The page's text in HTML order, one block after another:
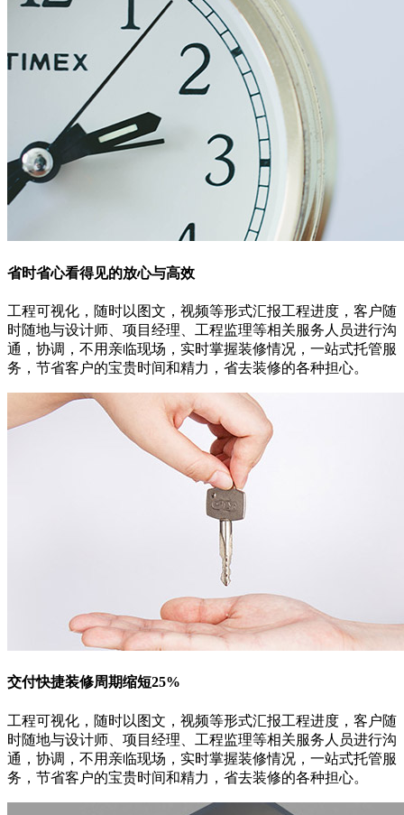
省时省心看得见的放心与高效
工程可视化，随时以图文，视频等形式汇报工程进度，客户随
时随地与设计师、项目经理、工程监理等相关服务人员进行沟
通，协调，不用亲临现场，实时掌握装修情况，一站式托管服
务，节省客户的宝贵时间和精力，省去装修的各种担心。
交付快捷装修周期缩短25%
工程可视化，随时以图文，视频等形式汇报工程进度，客户随
时随地与设计师、项目经理、工程监理等相关服务人员进行沟
通，协调，不用亲临现场，实时掌握装修情况，一站式托管服
务，节省客户的宝贵时间和精力，省去装修的各种担心。